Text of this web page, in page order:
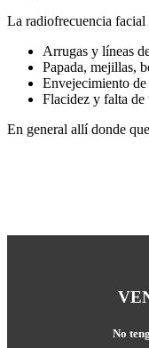
La radiofrecuencia facial
Arrugas y líneas
Papada, mejillas,
Envejecimiento
Flacidez y falta de
En general allí donde
No